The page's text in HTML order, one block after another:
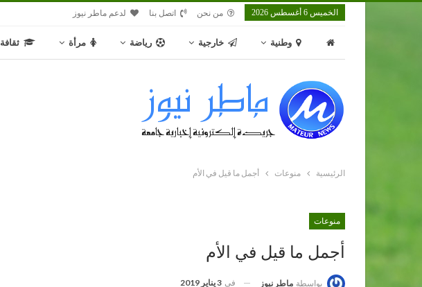
الخميس 6 أغسطس 2026 من نحن اتصل بنا لدعم ماطر نيوز
وطنية خارجية رياضة مرأة ثقافة
الرئيسية منوعات أجمل ما قيل في الأم
منوعات
أجمل ما قيل في الأم
بواسطة ماطر نيوز في 3 يناير 2019